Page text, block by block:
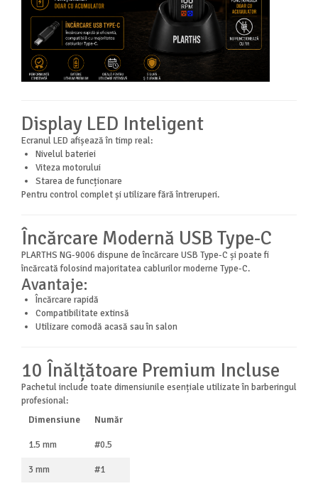
Display LED Inteligent
Ecranul LED afișează în timp real:
Nivelul bateriei
Viteza motorului
Starea de funcționare
Pentru control complet și utilizare fără întreruperi.
Încărcare Modernă USB Type-C
PLARTHS NG-9006 dispune de încărcare USB Type-C și poate fi
încărcată folosind majoritatea cablurilor moderne Type-C.
Avantaje:
Încărcare rapidă
Compatibilitate extinsă
Utilizare comodă acasă sau în salon
10 Înălțătoare Premium Incluse
Pachetul include toate dimensiunile esențiale utilizate în barberingul
profesional:
Dimensiune
Număr
1.5 mm #0.5
3 mm #1